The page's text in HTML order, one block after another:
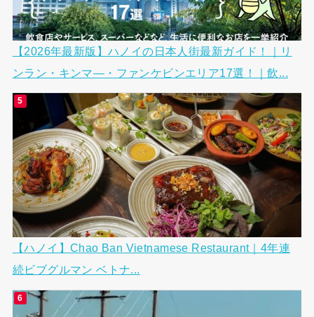
【2026年最新版】ハノイの日本人街最新ガイド！｜リ
ンラン・キンマ―・ファンケビンエリア17選！｜飲...
【ハノイ】Chao Ban Vietnamese Restaurant｜4年連
続ビブグルマン ベトナ...